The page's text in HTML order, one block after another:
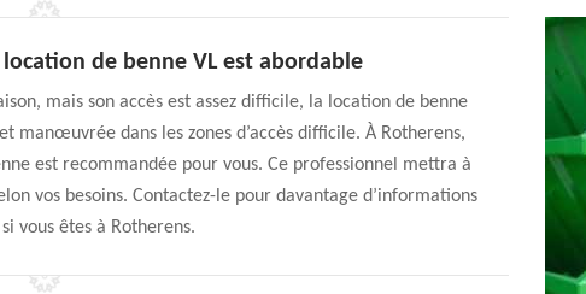
location de benne VL est abordable
mais son accès est assez difficile, la location de benne
manœuvrée dans les zones d’accès difficile. À Rotherens,
est recommandée pour vous. Ce professionnel mettra à
vos besoins. Contactez-le pour davantage d’informations
vous êtes à Rotherens.